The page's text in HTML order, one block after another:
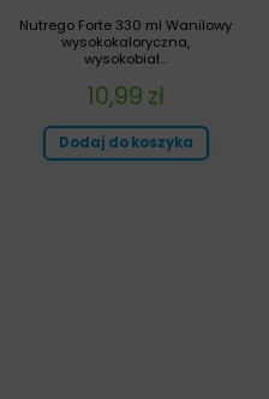
Nutrego Forte 330 ml Wanilowy
wysokokaloryczna,
wysokobiał...
10,99 zł
Dodaj do koszyka